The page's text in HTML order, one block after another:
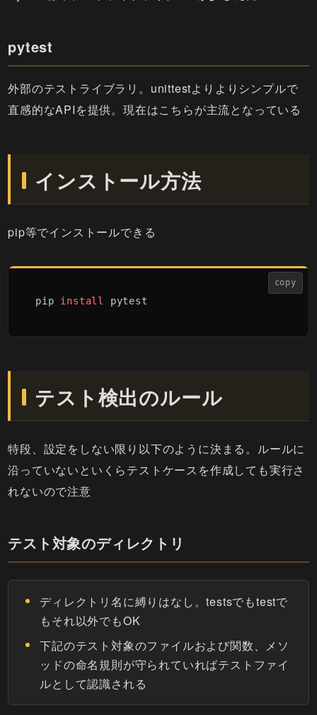
pytest
外部のテストライブラリ。unittestよりよりシンプルで
直感的なAPIを提供。現在はこちらが主流となっている
インストール方法
pip等でインストールできる
copy
pip install pytest
テスト検出のルール
特段、設定をしない限り以下のように決まる。ルールに
沿っていないといくらテストケースを作成しても実行さ
れないので注意
テスト対象のディレクトリ
ディレクトリ名に縛りはなし。testsでもtestで
もそれ以外でもOK
下記のテスト対象のファイルおよび関数、メソ
ッドの命名規則が守られていればテストファイ
ルとして認識される